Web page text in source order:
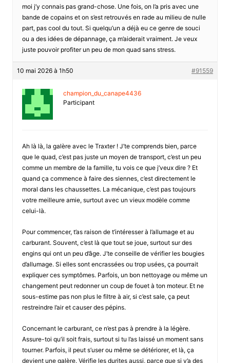
moi j’y connais pas grand-chose. Une fois, on l’a pris avec une
bande de copains et on s’est retrouvés en rade au milieu de nulle
part, pas cool du tout. Si quelqu’un a déjà eu ce genre de souci
ou a des idées de dépannage, ça m’aiderait vraiment. Je veux
juste pouvoir profiter un peu de mon quad sans stress.
10 mai 2026 à 1h50 #91559
champion_du_canape4436
Participant
Ah là là, la galère avec le Traxter ! J’te comprends bien, parce
que le quad, c’est pas juste un moyen de transport, c’est un peu
comme un membre de la famille, tu vois ce que j’veux dire ? Et
quand ça commence à faire des siennes, c’est directement le
moral dans les chaussettes. La mécanique, c’est pas toujours
votre meilleure amie, surtout avec un vieux modèle comme
celui-là.
Pour commencer, t’as raison de t’intéresser à l’allumage et au
carburant. Souvent, c’est là que tout se joue, surtout sur des
engins qui ont un peu d’âge. J’te conseille de vérifier les bougies
d’allumage. Si elles sont encrassées ou trop usées, ça pourrait
expliquer ces symptômes. Parfois, un bon nettoyage ou même un
changement peut redonner un coup de fouet à ton moteur. Et ne
sous-estime pas non plus le filtre à air, si c’est sale, ça peut
restreindre l’air et causer des pépins.
Concernant le carburant, ce n’est pas à prendre à la légère.
Assure-toi qu’il soit frais, surtout si tu l’as laissé un moment sans
tourner. Parfois, il peut s’user ou même se détériorer, et là, ça
devient une galère. Vérifie les durites aussi, parce que si y’a des